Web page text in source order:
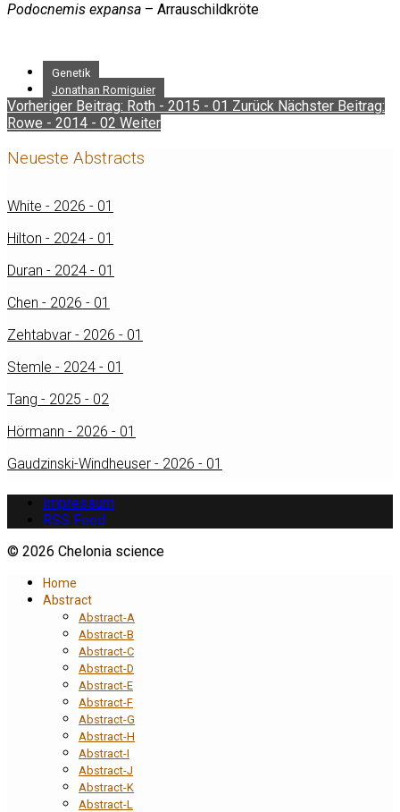
Podocnemis expansa – Arrauschildkröte
Genetik
Jonathan Romiguier
Vorheriger Beitrag: Roth - 2015 - 01 Zurück Nächster Beitrag:
Rowe - 2014 - 02 Weiter
Neueste Abstracts
White - 2026 - 01
Hilton - 2024 - 01
Duran - 2024 - 01
Chen - 2026 - 01
Zehtabvar - 2026 - 01
Stemle - 2024 - 01
Tang - 2025 - 02
Hörmann - 2026 - 01
Gaudzinski-Windheuser - 2026 - 01
Impressum
RSS Feed
© 2026 Chelonia science
Home
Abstract
Abstract-A
Abstract-B
Abstract-C
Abstract-D
Abstract-E
Abstract-F
Abstract-G
Abstract-H
Abstract-I
Abstract-J
Abstract-K
Abstract-L